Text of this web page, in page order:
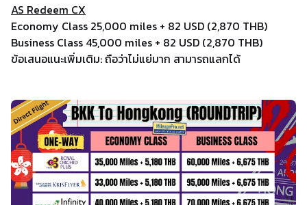
AS Redeem CX
Economy Class 25,000 miles + 82 USD (2,870 THB)
Business Class 45,000 miles + 82 USD (2,870 THB)
ข้อเสนอแนะเพิ่มเติม: ถือว่าไม่แย่มาก สามารถแลกได้